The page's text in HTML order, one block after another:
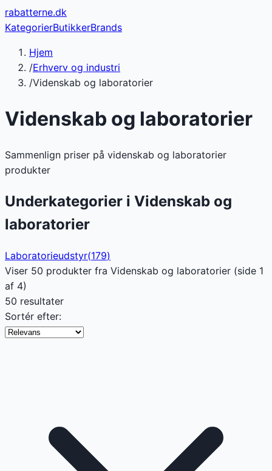
rabatterne.dk
KategorierButikkerBrands
Hjem
/Erhverv og industri
/Videnskab og laboratorier
Videnskab og laboratorier
Sammenlign priser på videnskab og laboratorier
produkter
Underkategorier i Videnskab og
laboratorier
Laboratorieudstyr(179)
Viser 50 produkter fra Videnskab og laboratorier (side 1
af 4)
50 resultater
Sortér efter: